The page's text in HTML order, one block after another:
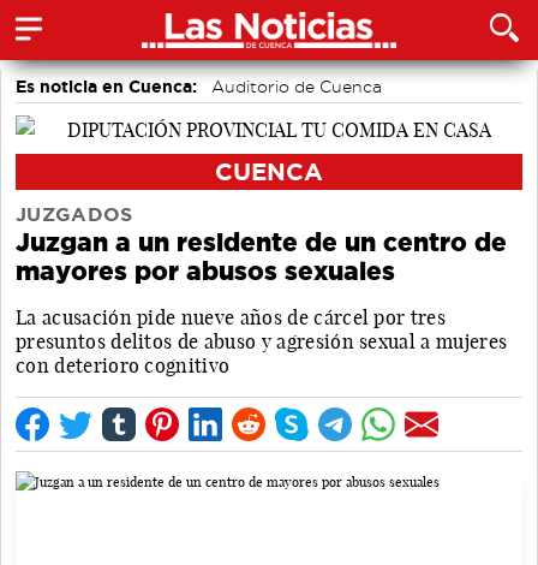
Es noticia en Cuenca: Auditorio de Cuenca
CUENCA
JUZGADOS
Juzgan a un residente de un centro de
mayores por abusos sexuales
La acusación pide nueve años de cárcel por tres
presuntos delitos de abuso y agresión sexual a mujeres
con deterioro cognitivo